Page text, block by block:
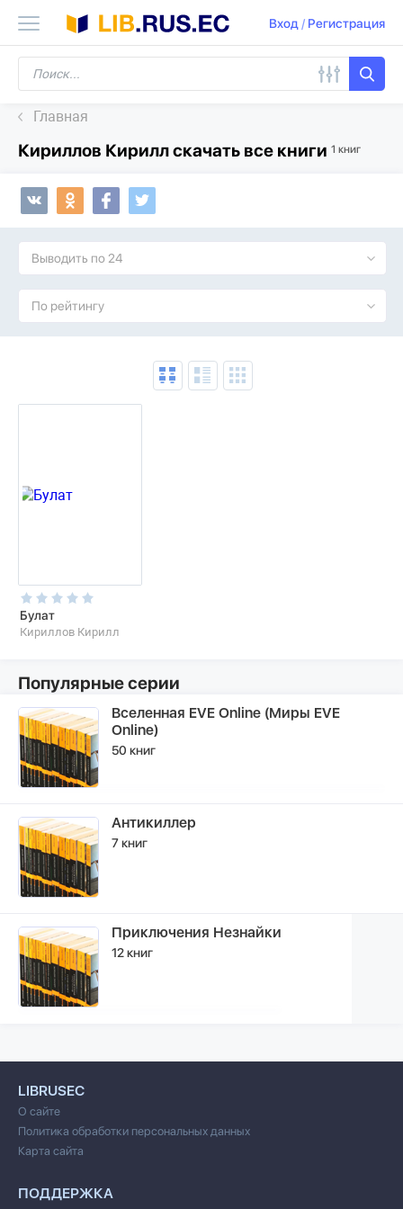
Вход/ Регистрация
Главная
Кириллов Кирилл скачать все книги 1 книг
Выводить по 24
По рейтингу
Булат
Кириллов Кирилл
Популярные серии
Вселенная EVE Online (Миры EVE
Online)
50 книг
Антикиллер
7 книг
Приключения Незнайки
12 книг
LIBRUSEC
О сайте
Политика обработки персональных данных
Карта сайта
ПОДДЕРЖКА